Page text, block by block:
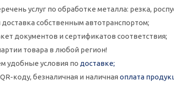
услуг по обработке металла: резка,
доставка собственным автотранспортом;
документов и сертификатов соответствия;
товара в любой регион!
удобные условия по доставке;
коду, безналичная и наличная оплата